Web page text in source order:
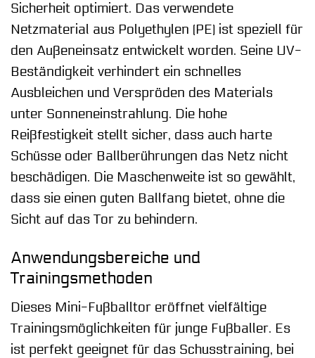
Sicherheit optimiert. Das verwendete
Netzmaterial aus Polyethylen (PE) ist speziell für
den Außeneinsatz entwickelt worden. Seine UV-
Beständigkeit verhindert ein schnelles
Ausbleichen und Verspröden des Materials
unter Sonneneinstrahlung. Die hohe
Reißfestigkeit stellt sicher, dass auch harte
Schüsse oder Ballberührungen das Netz nicht
beschädigen. Die Maschenweite ist so gewählt,
dass sie einen guten Ballfang bietet, ohne die
Sicht auf das Tor zu behindern.
Anwendungsbereiche und
Trainingsmethoden
Dieses Mini-Fußballtor eröffnet vielfältige
Trainingsmöglichkeiten für junge Fußballer. Es
ist perfekt geeignet für das Schusstraining, bei